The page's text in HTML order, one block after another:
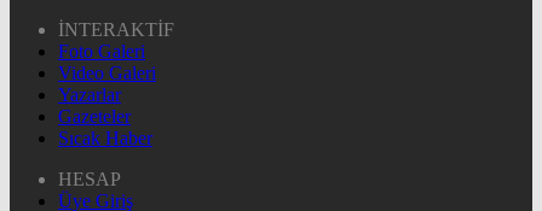
İNTERAKTİF
Foto Galeri
Video Galeri
Yazarlar
Gazeteler
Sıcak Haber
HESAP
Üye Giriş